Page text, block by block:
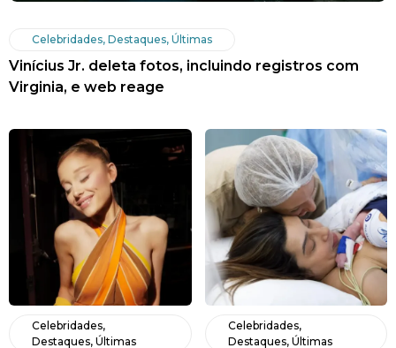
Celebridades, Destaques, Últimas
Vinícius Jr. deleta fotos, incluindo registros com
Virginia, e web reage
Celebridades,
Destaques, Últimas
Celebridades,
Destaques, Últimas